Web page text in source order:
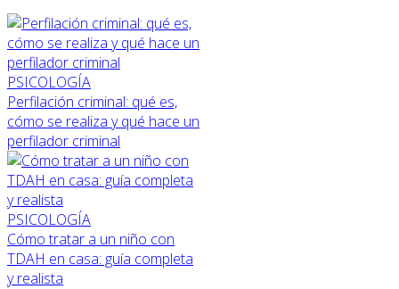
PSICOLOGÍA
Perfilación criminal: qué es,
cómo se realiza y qué hace un
perfilador criminal
PSICOLOGÍA
Cómo tratar a un niño con
TDAH en casa: guía completa
y realista